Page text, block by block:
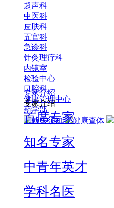
超声科
中医科
皮肤科
五官科
急诊科
针灸理疗科
内镜室
检验中心
口腔科
健康管理中心
药学部
就医须知
健康查体
专家介绍
专家介绍
首席专家
知名专家
中青年英才
学科名医